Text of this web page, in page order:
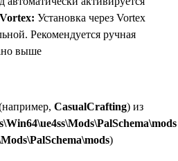
Установка через Vortex
Рекомендуется ручная
выше
CasualCrafting) из
)